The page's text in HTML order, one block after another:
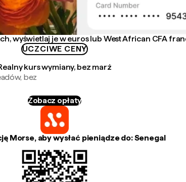
wyświetlaj je w euros lub West African CFA
UCZCIWE CENY
kurs wymiany, bez marż
bez
Zobacz opłaty
Morse, aby wysłać pieniądze do: Senegal